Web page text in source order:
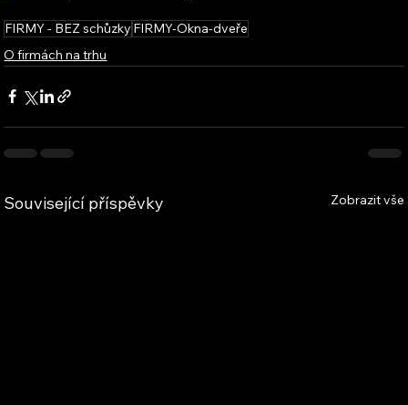
FIRMY - BEZ schůzky FIRMY-Okna-dveře
O firmách na trhu
Související příspěvky Zobrazit vše